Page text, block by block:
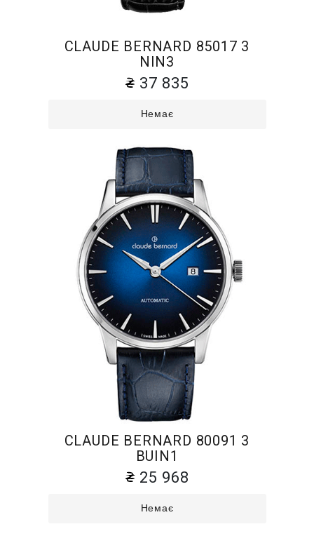
CLAUDE BERNARD 85017 3
NIN3
37 835
Немає
CLAUDE BERNARD 80091 3
BUIN1
25 968
Немає